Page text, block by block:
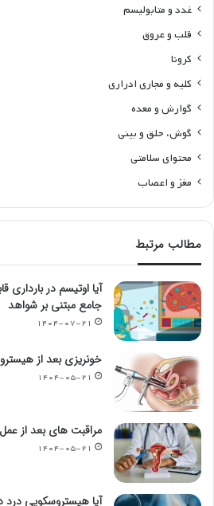
غدد و متابولیسم
قلب و عروق
کرونا
کلیه و مجاری ادراری
گوارش و معده
گوش، حلق و بینی
محتوای سلامتی
مغز و اعصاب
مطالب مرتبط
آیا اوتیسم در
جامع مبتنی بر شواهد
۱۴۰۴-۰۷-۲۱
خونریزی بعد از
۱۴۰۴-۰۵-۲۱
مراقبت های بعد از
۱۴۰۴-۰۵-۲۱
آیا هیستروسکوپی درد